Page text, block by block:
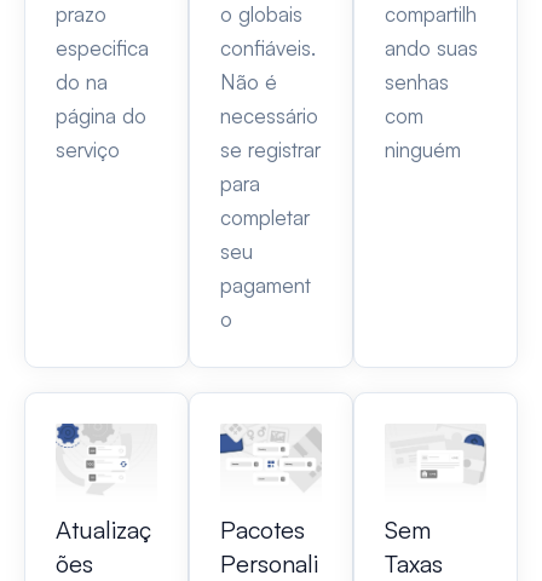
prazo
especifica
do na
página do
serviço
o globais
confiáveis.
Não é
necessário
se registrar
para
completar
seu
pagament
o
compartilh
ando suas
senhas
com
ninguém
Atualizaç
ões
Pacotes
Personali
Sem
Taxas